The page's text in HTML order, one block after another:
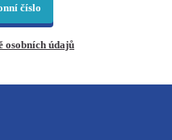
číslo
osobních údajů